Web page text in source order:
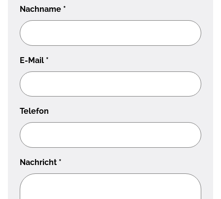
Nachname *
E-Mail *
Telefon
Nachricht *